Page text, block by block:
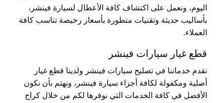
اليوم، ونعمل على اكتشاف كافة الأعطال لسيارة فينشر،
بأساليب حديثة وتقنيات متطورة بأسعار رخيصة تناسب كافة
العملاء.
قطع غيار سيارات فينشر
نقدم خدماتنا في تصليح سيارات فينشر ولدينا قطع غيار
أصلية ومكفولة لكافة أجزاء سيارة فينشر، ونهتم بأن نكون
الأفضل في كافة الخدمات التي نوفرها لكم من خلال كراج